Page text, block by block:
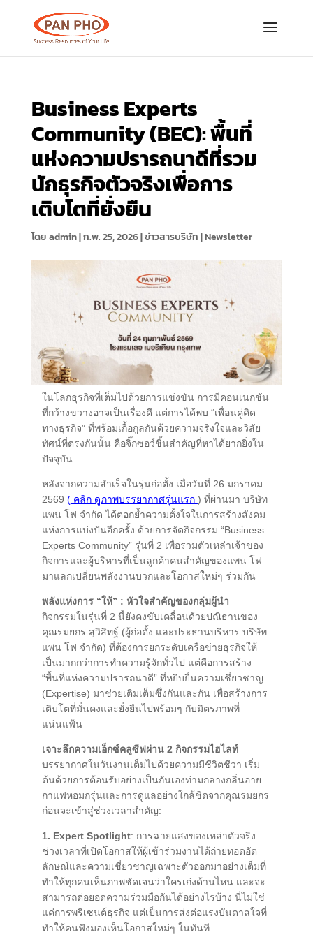
Business Experts
Community (BEC): พื้นที่
แห่งความปรารถนาดีที่รวม
นักธุรกิจตัวจริงเพื่อการ
เติบโตที่ยั่งยืน
โดยadmin|ก.พ. 25, 2026|ข่าวสารบริษัท | Newsletter
ในโลกธุรกิจที่เต็มไปด้วยการแข่งขัน การมีคอนเนกชัน
ที่กว้างขวางอาจเป็นเรื่องดี แต่การได้พบ “เพื่อนคู่คิด
ทางธุรกิจ” ที่พร้อมเกื้อกูลกันด้วยความจริงใจและวิสัย
ทัศน์ที่ตรงกันนั้น คือจิ๊กซอว์ชิ้นสำคัญที่หาได้ยากยิ่งใน
ปัจจุบัน
หลังจากความสำเร็จในรุ่นก่อตั้ง เมื่อวันที่ 26 มกราคม
2569 ( คลิก ดูภาพบรรยากาศรุ่นแรก ) ที่ผ่านมา บริษัท
แพน โฟ จำกัด ได้ตอกย้ำความตั้งใจในการสร้างสังคม
แห่งการแบ่งปันอีกครั้ง ด้วยการจัดกิจกรรม “Business
Experts Community” รุ่นที่ 2 เพื่อรวมตัวเหล่าเจ้าของ
กิจการและผู้บริหารที่เป็นลูกค้าคนสำคัญของแพน โฟ
มาแลกเปลี่ยนพลังงานบวกและโอกาสใหม่ๆ ร่วมกัน
พลังแห่งการ “ให้” : หัวใจสำคัญของกลุ่มผู้นำ
กิจกรรมในรุ่นที่ 2 นี้ยังคงขับเคลื่อนด้วยปณิธานของ
คุณรมยกร สุวิสิทฐ์ (ผู้ก่อตั้ง และประธานบริหาร บริษัท
แพน โฟ จำกัด) ที่ต้องการยกระดับเครือข่ายธุรกิจให้
เป็นมากกว่าการทำความรู้จักทั่วไป แต่คือการสร้าง
“พื้นที่แห่งความปรารถนาดี” ที่หยิบยื่นความเชี่ยวชาญ
(Expertise) มาช่วยเติมเต็มซึ่งกันและกัน เพื่อสร้างการ
เติบโตที่มั่นคงและยั่งยืนไปพร้อมๆ กับมิตรภาพที่
แน่นแฟ้น
เจาะลึกความเอ็กซ์คลูซีฟผ่าน 2 กิจกรรมไฮไลท์
บรรยากาศในวันงานเต็มไปด้วยความมีชีวิตชีวา เริ่ม
ต้นด้วยการต้อนรับอย่างเป็นกันเองท่ามกลางกลิ่นอาย
กาแฟหอมกรุ่นและการดูแลอย่างใกล้ชิดจากคุณรมยกร
ก่อนจะเข้าสู่ช่วงเวลาสำคัญ:
1. Expert Spotlight: การฉายแสงของเหล่าตัวจริง
ช่วงเวลาที่เปิดโอกาสให้ผู้เข้าร่วมงานได้ถ่ายทอดอัต
ลักษณ์และความเชี่ยวชาญเฉพาะตัวออกมาอย่างเต็มที่
ทำให้ทุกคนเห็นภาพชัดเจนว่าใครเก่งด้านไหน และจะ
สามารถต่อยอดความร่วมมือกันได้อย่างไรบ้าง นี่ไม่ใช่
แค่การพรีเซนต์ธุรกิจ แต่เป็นการส่งต่อแรงบันดาลใจที่
ทำให้คนฟังมองเห็นโอกาสใหม่ๆ ในทันที